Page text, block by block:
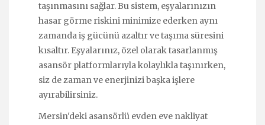
taşınmasını sağlar. Bu sistem, eşyalarınızın
hasar görme riskini minimize ederken aynı
zamanda iş gücünü azaltır ve taşıma süresini
kısaltır. Eşyalarınız, özel olarak tasarlanmış
asansör platformlarıyla kolaylıkla taşınırken,
siz de zaman ve enerjinizi başka işlere
ayırabilirsiniz.
Mersin'deki asansörlü evden eve nakliyat